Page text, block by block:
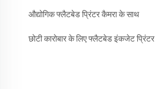
औद्योगिक फ्लैटबेड प्रिंटर कैमरा के साथ
छोटी कारोबार के लिए फ्लैटबेड इंकजेट प्रिंटर